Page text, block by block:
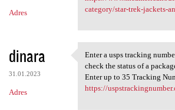
Adres
category/star-trek-jackets-
dinara
31.01.2023
Adres
Enter a usps tracking
Enter a usps tracking
check the status of a
Enter up to 35 Tracking
https://